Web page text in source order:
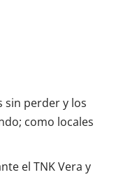
sin perder y los
como locales
el TNK Vera y